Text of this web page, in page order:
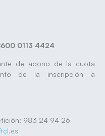
0113 4424
de abono de la cuota
de la inscripción a
983 24 94 26